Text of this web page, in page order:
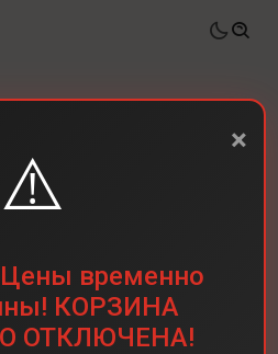
×
⚠️
временно
КОРЗИНА
ОТКЛЮЧЕНА!